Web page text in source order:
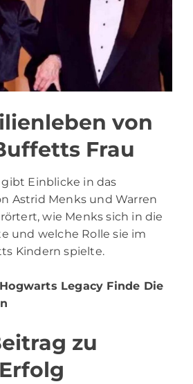
von
Frau
Einblicke in das
Astrid Menks und Warren
wie Menks sich in die
und welche Rolle sie im
Kindern spielte.
Hogwarts Legacy Finde Die
zu